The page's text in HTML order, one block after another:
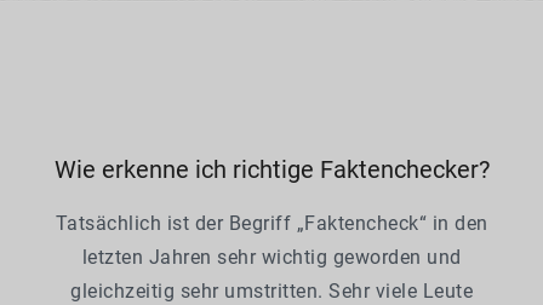
Wie erkenne ich richtige Faktenchecker?
Tatsächlich ist der Begriff „Faktencheck“ in den
letzten Jahren sehr wichtig geworden und
gleichzeitig sehr umstritten. Sehr viele Leute